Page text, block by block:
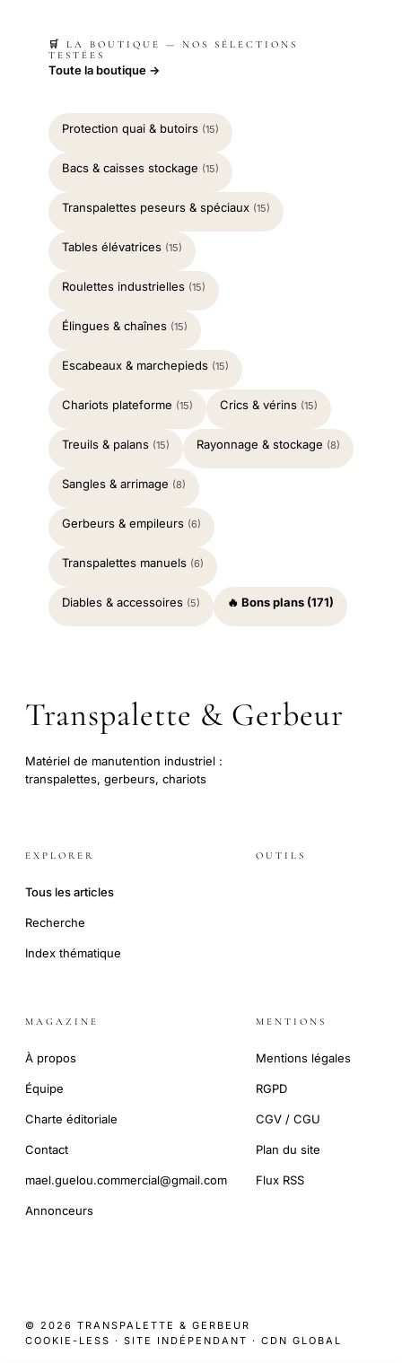
🛒 LA BOUTIQUE — NOS SÉLECTIONS
TESTÉES
Toute la boutique →
Protection quai & butoirs (15)
Bacs & caisses stockage (15)
Transpalettes peseurs & spéciaux (15)
Tables élévatrices (15)
Roulettes industrielles (15)
Élingues & chaînes (15)
Escabeaux & marchepieds (15)
Chariots plateforme (15) Crics & vérins (15)
Treuils & palans (15) Rayonnage & stockage (8)
Sangles & arrimage (8)
Gerbeurs & empileurs (6)
Transpalettes manuels (6)
Diables & accessoires (5) 🔥 Bons plans (171)
Transpalette & Gerbeur
Matériel de manutention industriel :
transpalettes, gerbeurs, chariots
EXPLORER
Tous les articles
Recherche
Index thématique
OUTILS
MAGAZINE
À propos
Équipe
Charte éditoriale
Contact
mael.guelou.commercial@gmail.com
Annonceurs
MENTIONS
Mentions légales
RGPD
CGV / CGU
Plan du site
Flux RSS
© 2026 TRANSPALETTE & GERBEUR
COOKIE-LESS · SITE INDÉPENDANT · CDN GLOBAL